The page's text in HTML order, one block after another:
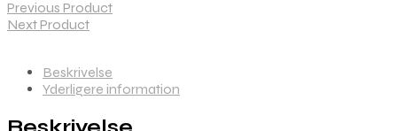
Previous Product
Next Product
Beskrivelse
Yderligere information